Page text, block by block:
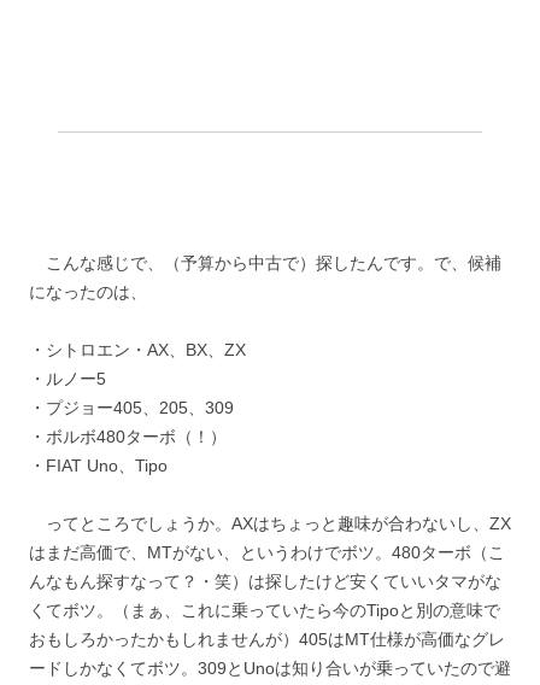
こんな感じで、（予算から中古で）探したんです。で、候補
になったのは、
・シトロエン・AX、BX、ZX
・ルノー5
・プジョー405、205、309
・ボルボ480ターボ（！）
・FIAT Uno、Tipo
ってところでしょうか。AXはちょっと趣味が合わないし、ZX
はまだ高価で、MTがない、というわけでボツ。480ターボ（こ
んなもん探すなって？・笑）は探したけど安くていいタマがな
くてボツ。（まぁ、これに乗っていたら今のTipoと別の意味で
おもしろかったかもしれませんが）405はMT仕様が高価なグレ
ードしかなくてボツ。309とUnoは知り合いが乗っていたので避